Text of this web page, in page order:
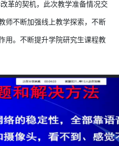
革的契机，此次教学准备情况交
师不断加强线上教学探索，不断
用。不断提升学院研究生课程教